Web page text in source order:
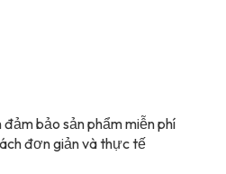
bảo sản phẩm miễn phí
đơn giản và thực tế